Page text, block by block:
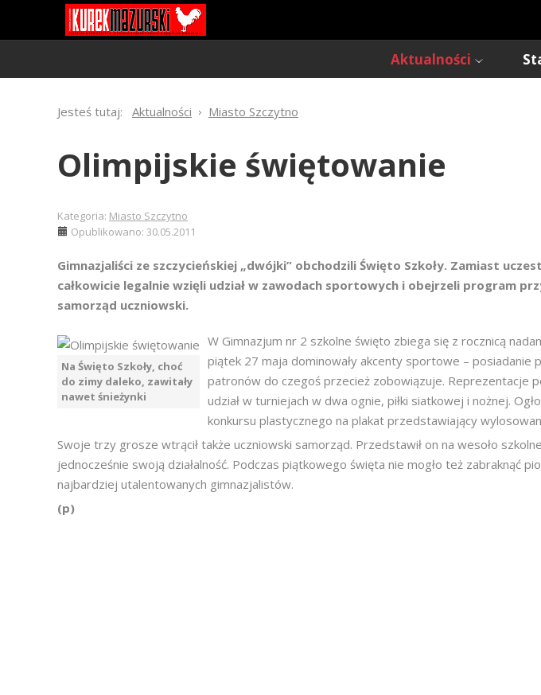
Aktualności
Jesteś tutaj: Aktualności Miasto Szczytno
Olimpijskie świętowanie
Kategoria: Miasto Szczytno
Opublikowano: 30.05.2011
Gimnazjaliści ze szczycieńskiej „dwójki” obchodzili Święto Szkoły. Zamiast
całkowicie legalnie wzięli udział w zawodach sportowych i obejrzeli program
samorząd uczniowski.
Na Święto Szkoły, choć
do zimy daleko, zawitały
nawet śnieżynki
W Gimnazjum nr 2 szkolne święto zbiega się z rocznicą
piątek 27 maja dominowały akcenty sportowe – posiadanie
patronów do czegoś przecież zobowiązuje. Reprezentacje
udział w turniejach w dwa ognie, piłki siatkowej i nożnej.
konkursu plastycznego na plakat przedstawiający
Swoje trzy grosze wtrącił także uczniowski samorząd. Przedstawił on na wesoło
jednocześnie swoją działalność. Podczas piątkowego święta nie mogło też zabraknąć
najbardziej utalentowanych gimnazjalistów.
(p)